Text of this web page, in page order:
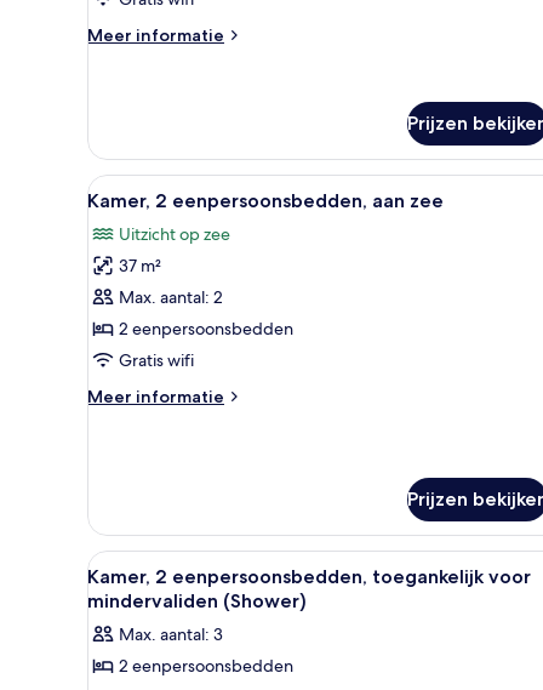
Meer informatie
Meer
eenpersoonsbedden
Prijzen
Alle
foto's
voor
Kamer,
2
eenpersoonsbedden,
aan
laden
Een balkon met uitzicht op
12
Kamer, 2 eenpersoonsbedden, aan zee
Uitzicht op zee
37 m²
Max. aantal: 2
2 eenpersoonsbedden
Gratis wifi
Meer informatie
Meer
aan
zee
Prijzen
Alle
foto's
voor
Kamer,
2
Een hotelkamer met drie
5
Kamer, 2 eenpersoonsbedden, toegankelijk voor
mindervaliden (Shower)
Max. aantal: 3
2 eenpersoonsbedden